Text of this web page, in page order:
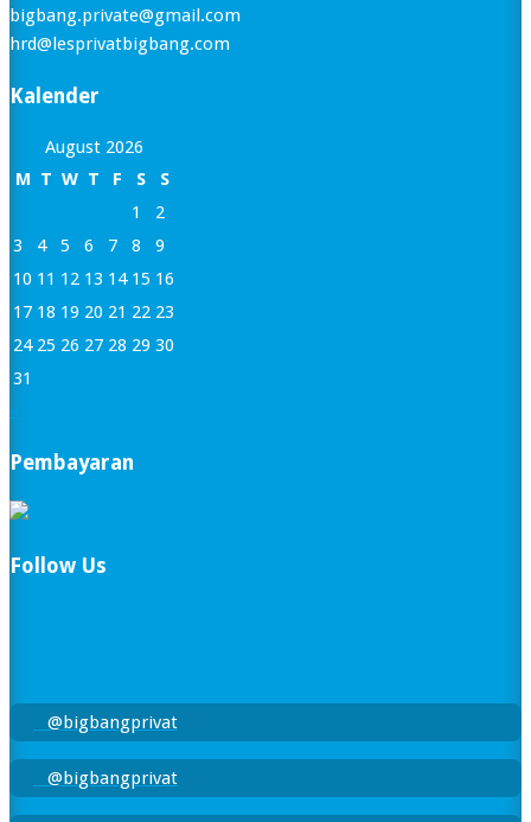
bigbang.private@gmail.com
hrd@lesprivatbigbang.com
Kalender
August 2026
M T W T F S
S
1
2
3
4 5 6 7 8
9
10 11 12 13 14 15 16
17 18 19 20 21 22 23
24 25 26 27 28 29 30
31
« Jan
Pembayaran
Follow Us
@bigbangprivat
@bigbangprivat